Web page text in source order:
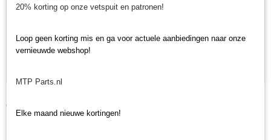
€ 3,60
20% korting op onze vetspuit en patronen!
Loop geen korting mis en ga voor actuele aanbiedingen naar onze
vernieuwde webshop!
MTP Parts.nl
Elke maand nieuwe kortingen!